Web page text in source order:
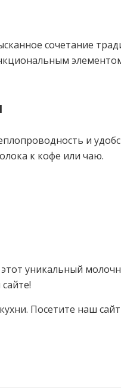
сочетание
и
к кофе или чаю.
уникальный
Посетите наш